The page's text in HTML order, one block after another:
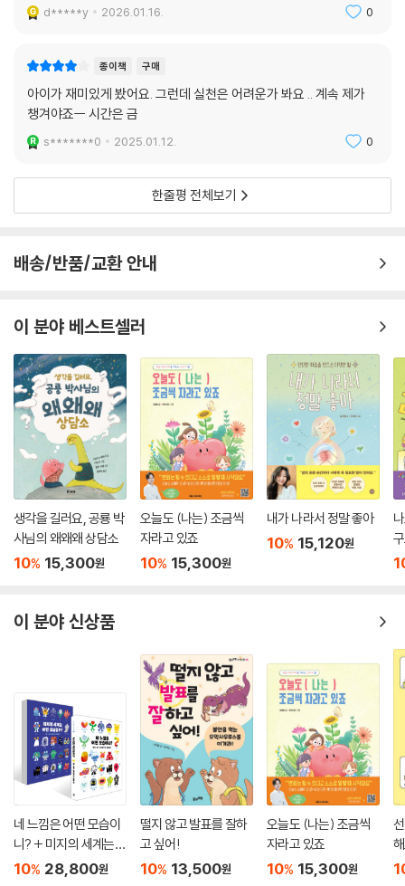
자신감을 높여 주고, 직접 생각하고 써 보는 다양한 활동 페이지로 학교생
다. 〈랄랄라 학교생활〉을 통해 즐거운 학교생활을 보낼 수 있는 첫걸음을
준비하세요. 자신감이 쑥쑥 자라, 몸도 마음도 건강한 학교생활을 해 나갈
수 있을 것입니다.
d*****y 2026.01.16. 0
종이책 구매
아이가 재미있게 봤어요. 그런데 실천은 어려운가 봐요 .. 계속 제가
챙겨야죠ㅡ 시간은 금
s*******0 2025.01.12. 0
한줄평 전체보기
배송/반품/교환 안내
이 분야 베스트셀러
생각을 길러요, 공룡 박
사님의 왜왜왜 상담소
10% 15,300원
오늘도 (나는) 조금씩
자라고 있죠
10% 15,300원
내가 나라서 정말 좋아
10% 15,120원
이 분야 신상품
네 느낌은 어떤 모습이
니? + 미지의 세계는
어떤 모습일까? 세트
10% 28,800원
떨지 않고 발표를 잘하
고 싶어!
10% 13,500원
오늘도 (나는) 조금씩
자라고 있죠
10% 15,300원